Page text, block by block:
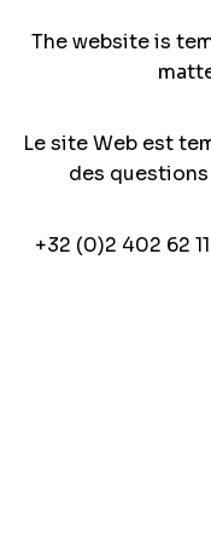
The website is
Le site Web est
des
+32 (0)2 402 62